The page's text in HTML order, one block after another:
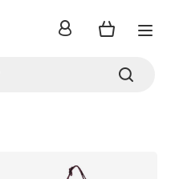
inloggen